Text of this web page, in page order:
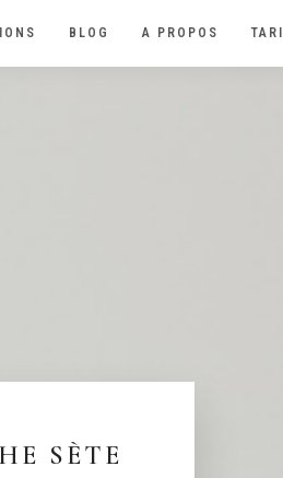
BLOG A PROPOS
SÈTE